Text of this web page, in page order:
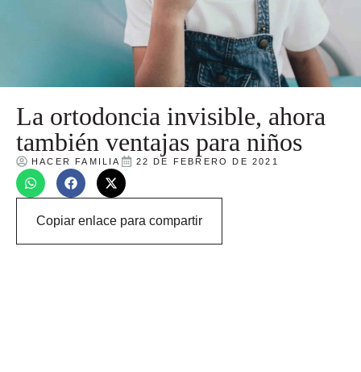
La ortodoncia invisible, ahora
también ventajas para niños
HACER FAMILIA 22 DE FEBRERO DE 2021
Copiar enlace para compartir